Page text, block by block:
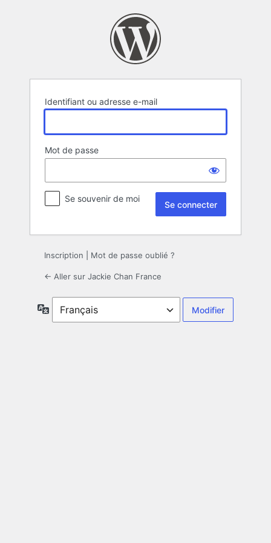
Identifiant ou adresse e-mail
Mot de passe
Se souvenir de moi
Inscription Mot de passe oublié ?
← Aller sur Jackie Chan France
Langue